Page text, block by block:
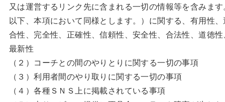
又は運営するリンク先に含まれる一切の情報等を含みま
以下、本項において同様とします。）に関する、有用性
合性、完全性、正確性、信頼性、安全性、合法性、道徳
最新性
（２）コーチとの間のやりとりに関する一切の事項
（３）利用者間のやり取りに関する一切の事項
（４）各種ＳＮＳ上に掲載されている事項